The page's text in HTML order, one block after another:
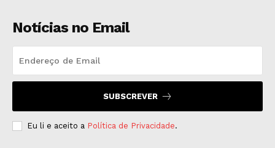
Notícias no Email
SUBSCREVER
Eu li e aceito a Política de Privacidade.